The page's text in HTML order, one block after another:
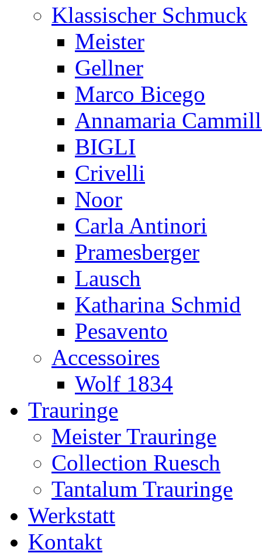
Klassischer Schmuck
Meister
Gellner
Marco Bicego
Annamaria
BIGLI
Crivelli
Noor
Carla Antinori
Pramesberger
Lausch
Katharina Schmid
Pesavento
Accessoires
Wolf 1834
Trauringe
Meister Trauringe
Collection Ruesch
Tantalum Trauringe
Werkstatt
Kontakt